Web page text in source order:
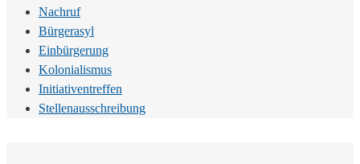
Nachruf
Bürgerasyl
Einbürgerung
Kolonialismus
Initiativentreffen
Stellenausschreibung